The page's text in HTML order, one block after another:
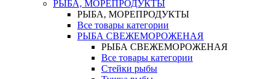
РЫБА, МОРЕПРОДУКТЫ
РЫБА, МОРЕПРОДУКТЫ
Все товары категории
РЫБА СВЕЖЕМОРОЖЕНАЯ
РЫБА СВЕЖЕМОРОЖЕНАЯ
Все товары категории
Стейки рыбы